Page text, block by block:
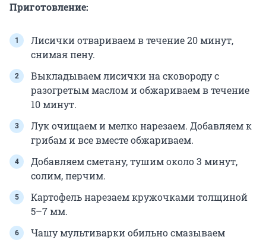
Приготовление:
Лисички отвариваем в течение 20 минут,
снимая пену.
Выкладываем лисички на сковороду с
разогретым маслом и обжариваем в течение
10 минут.
Лук очищаем и мелко нарезаем. Добавляем к
грибам и все вместе обжариваем.
Добавляем сметану, тушим около 3 минут,
солим, перчим.
Картофель нарезаем кружочками толщиной
5–7 мм.
Чашу мультиварки обильно смазываем